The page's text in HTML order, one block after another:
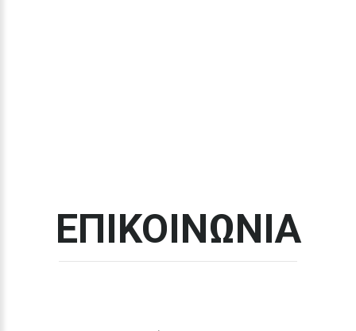
ΕΠΙΚΟΙΝΩΝΙΑ